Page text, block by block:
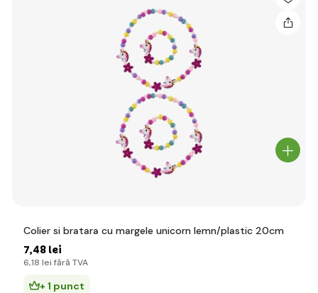
Colier si bratara cu margele unicorn lemn/plastic 20cm
7,48 lei
6,18 lei fără TVA
+ 1 punct